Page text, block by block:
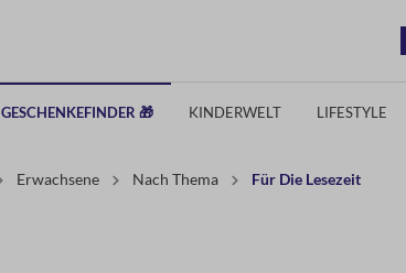
GESCHENKEFINDER 🎁 KINDERWELT LIFESTYLE
Erwachsene Nach Thema Für Die Lesezeit